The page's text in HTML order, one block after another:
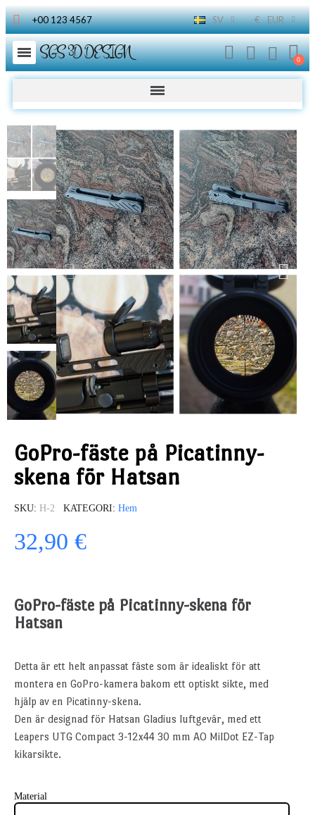
+00 123 4567 SV € EUR
SGS 3D DESIGN
GoPro-fäste på Picatinny-
skena för Hatsan
SKU H-2 KATEGORI Hem
32,90 €
GoPro-fäste på Picatinny-skena för
Hatsan
Detta är ett helt anpassat fäste som är idealiskt för att
montera en GoPro-kamera bakom ett optiskt sikte, med
hjälp av en Picatinny-skena.
Den är designad för Hatsan Gladius luftgevär, med ett
Leapers UTG Compact 3-12x44 30 mm AO MilDot EZ-Tap
kikarsikte.
Material